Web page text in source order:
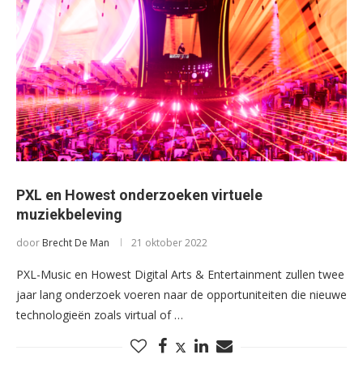
PXL en Howest onderzoeken virtuele
muziekbeleving
door Brecht De Man 21 oktober 2022
PXL-Music en Howest Digital Arts & Entertainment zullen twee
jaar lang onderzoek voeren naar de opportuniteiten die nieuwe
technologieën zoals virtual of …